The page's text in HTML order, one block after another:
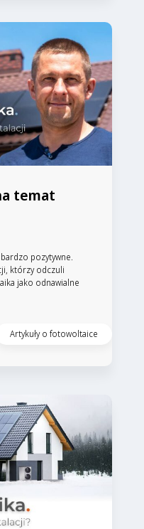
temat
pozytywne.
którzy odczuli
jako odnawialne
Artykuły o fotowoltaice